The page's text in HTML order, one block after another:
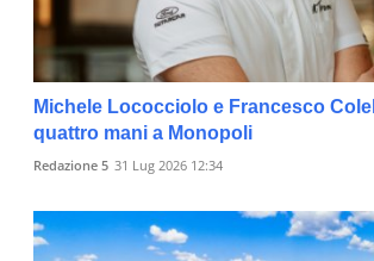
Michele Lococciolo e Francesco
quattro mani a Monopoli
Redazione 5 31 Lug 2026 12:34